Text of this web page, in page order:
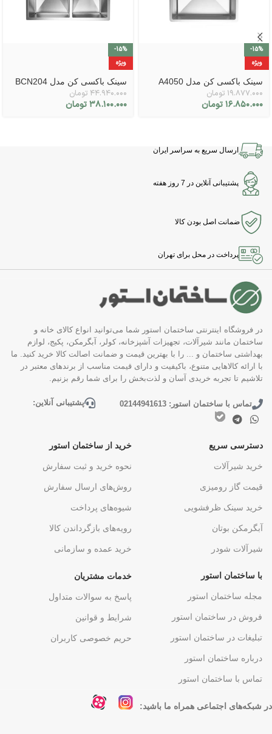
-15%
ویژه
سینک باکسی کن مدل A4050
۱۹.۸۷۷.۰۰۰ تومان
۱۶.۸۵۰.۰۰۰تومان
-15%
ویژه
سینک باکسی کن مدل BCN204
۴۴.۹۴۰.۰۰۰ تومان
۳۸.۱۰۰.۰۰۰تومان
ارسال سریع به سراسر ایران
پشتیبانی آنلاین در 7 روز هفته
ضمانت اصل بودن کالا
پرداخت در محل برای تهران
در فروشگاه اینترنتی ساختمان استور شما می‌توانید انواع کالای خانه و
ساختمان مانند شیرآلات، تجهیزات آشپزخانه، کولر، آبگرمکن، پکیج، لوازم
بهداشتی ساختمان و ... را با بهترین قیمت و ضمانت اصالت کالا خرید کنید. ما
با ارائه کالاهایی متنوع، باکیفیت و دارای قیمت مناسب از برندهای معتبر در
تلاشیم تا تجربه خریدی آسان و لذت‌بخش را برای شما رقم بزنیم.
تماس با ساختمان استور: 02144941613 پشتیبانی آنلاین:
دسترسی سریع
خرید شیرآلات
قیمت گاز رومیزی
خرید سینک ظرفشویی
آبگرمکن بوتان
شیرآلات شودر
خرید از ساختمان استور
نحوه خرید و ثبت سفارش
روش‌های ارسال سفارش
شیوه‌های پرداخت
رویه‌های بازگرداندن کالا
خرید عمده و سازمانی
با ساختمان استور
مجله ساختمان استور
فروش در ساختمان استور
تبلیغات در ساختمان استور
درباره ساختمان استور
تماس با ساختمان استور
خدمات مشتریان
پاسخ به سوالات متداول
شرایط و قوانین
حریم خصوصی کاربران
در شبکه‌های اجتماعی همراه ما باشید: